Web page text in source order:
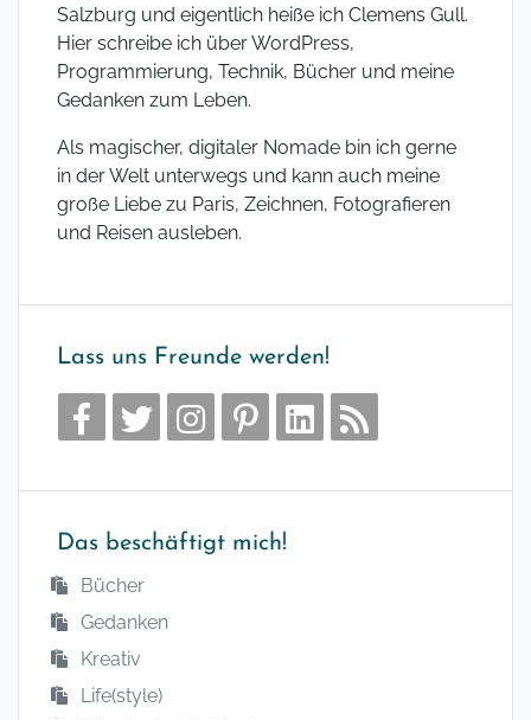
Salzburg und eigentlich heiße ich Clemens Gull.
Hier schreibe ich über WordPress,
Programmierung, Technik, Bücher und meine
Gedanken zum Leben.
Als magischer, digitaler Nomade bin ich gerne
in der Welt unterwegs und kann auch meine
große Liebe zu Paris, Zeichnen, Fotografieren
und Reisen ausleben.
Lass uns Freunde werden!
Das beschäftigt mich!
Bücher
Gedanken
Kreativ
Life(style)